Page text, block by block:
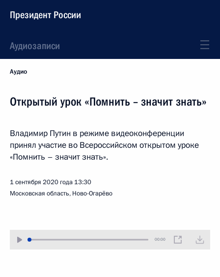
Президент России
Аудиозаписи
Аудио
Открытый урок «Помнить – значит знать»
Владимир Путин в режиме видеоконференции
принял участие во Всероссийском открытом уроке
«Помнить – значит знать».
1 сентября 2020 года 13:30
Московская область, Ново-Огарёво
00:00